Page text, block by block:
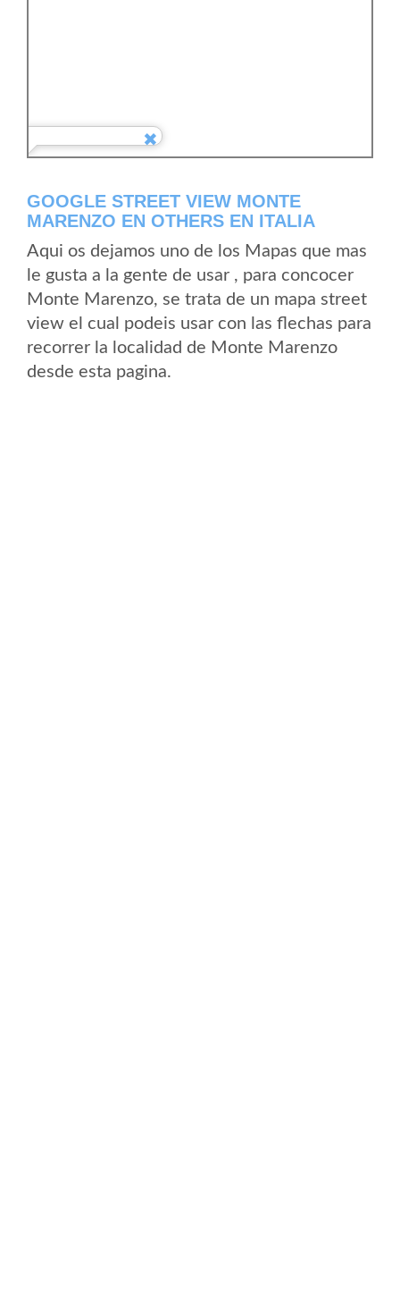
GOOGLE STREET VIEW MONTE
MARENZO EN OTHERS EN ITALIA
Aqui os dejamos uno de los Mapas que mas
le gusta a la gente de usar , para concocer
Monte Marenzo, se trata de un mapa street
view el cual podeis usar con las flechas para
recorrer la localidad de Monte Marenzo
desde esta pagina.